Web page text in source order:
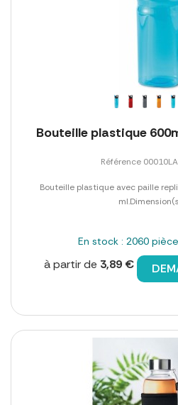
Bouteille plastique
Référence
Bouteille plastique avec paille
En stock : 2060
à partir de 3,89 €